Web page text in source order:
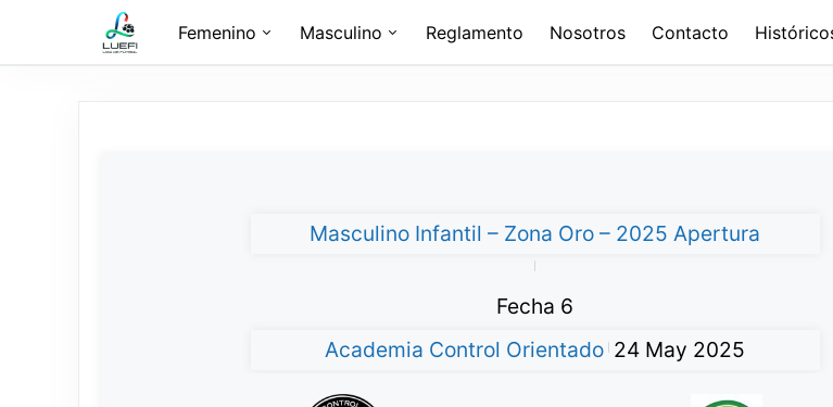
Femenino Masculino Reglamento Nosotros Contacto
Masculino Infantil – Zona Oro – 2025 Apertura
Fecha 6
Academia Control Orientado 24 May 2025